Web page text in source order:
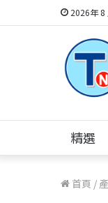
2026年 8
精選
首頁 /